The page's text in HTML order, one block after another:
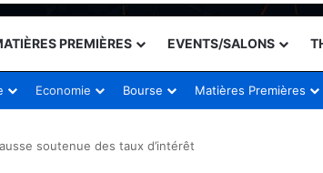
PREMIÈRES EVENTS/SALONS
Economie Bourse Matières Premières
soutenue des taux d’intérêt